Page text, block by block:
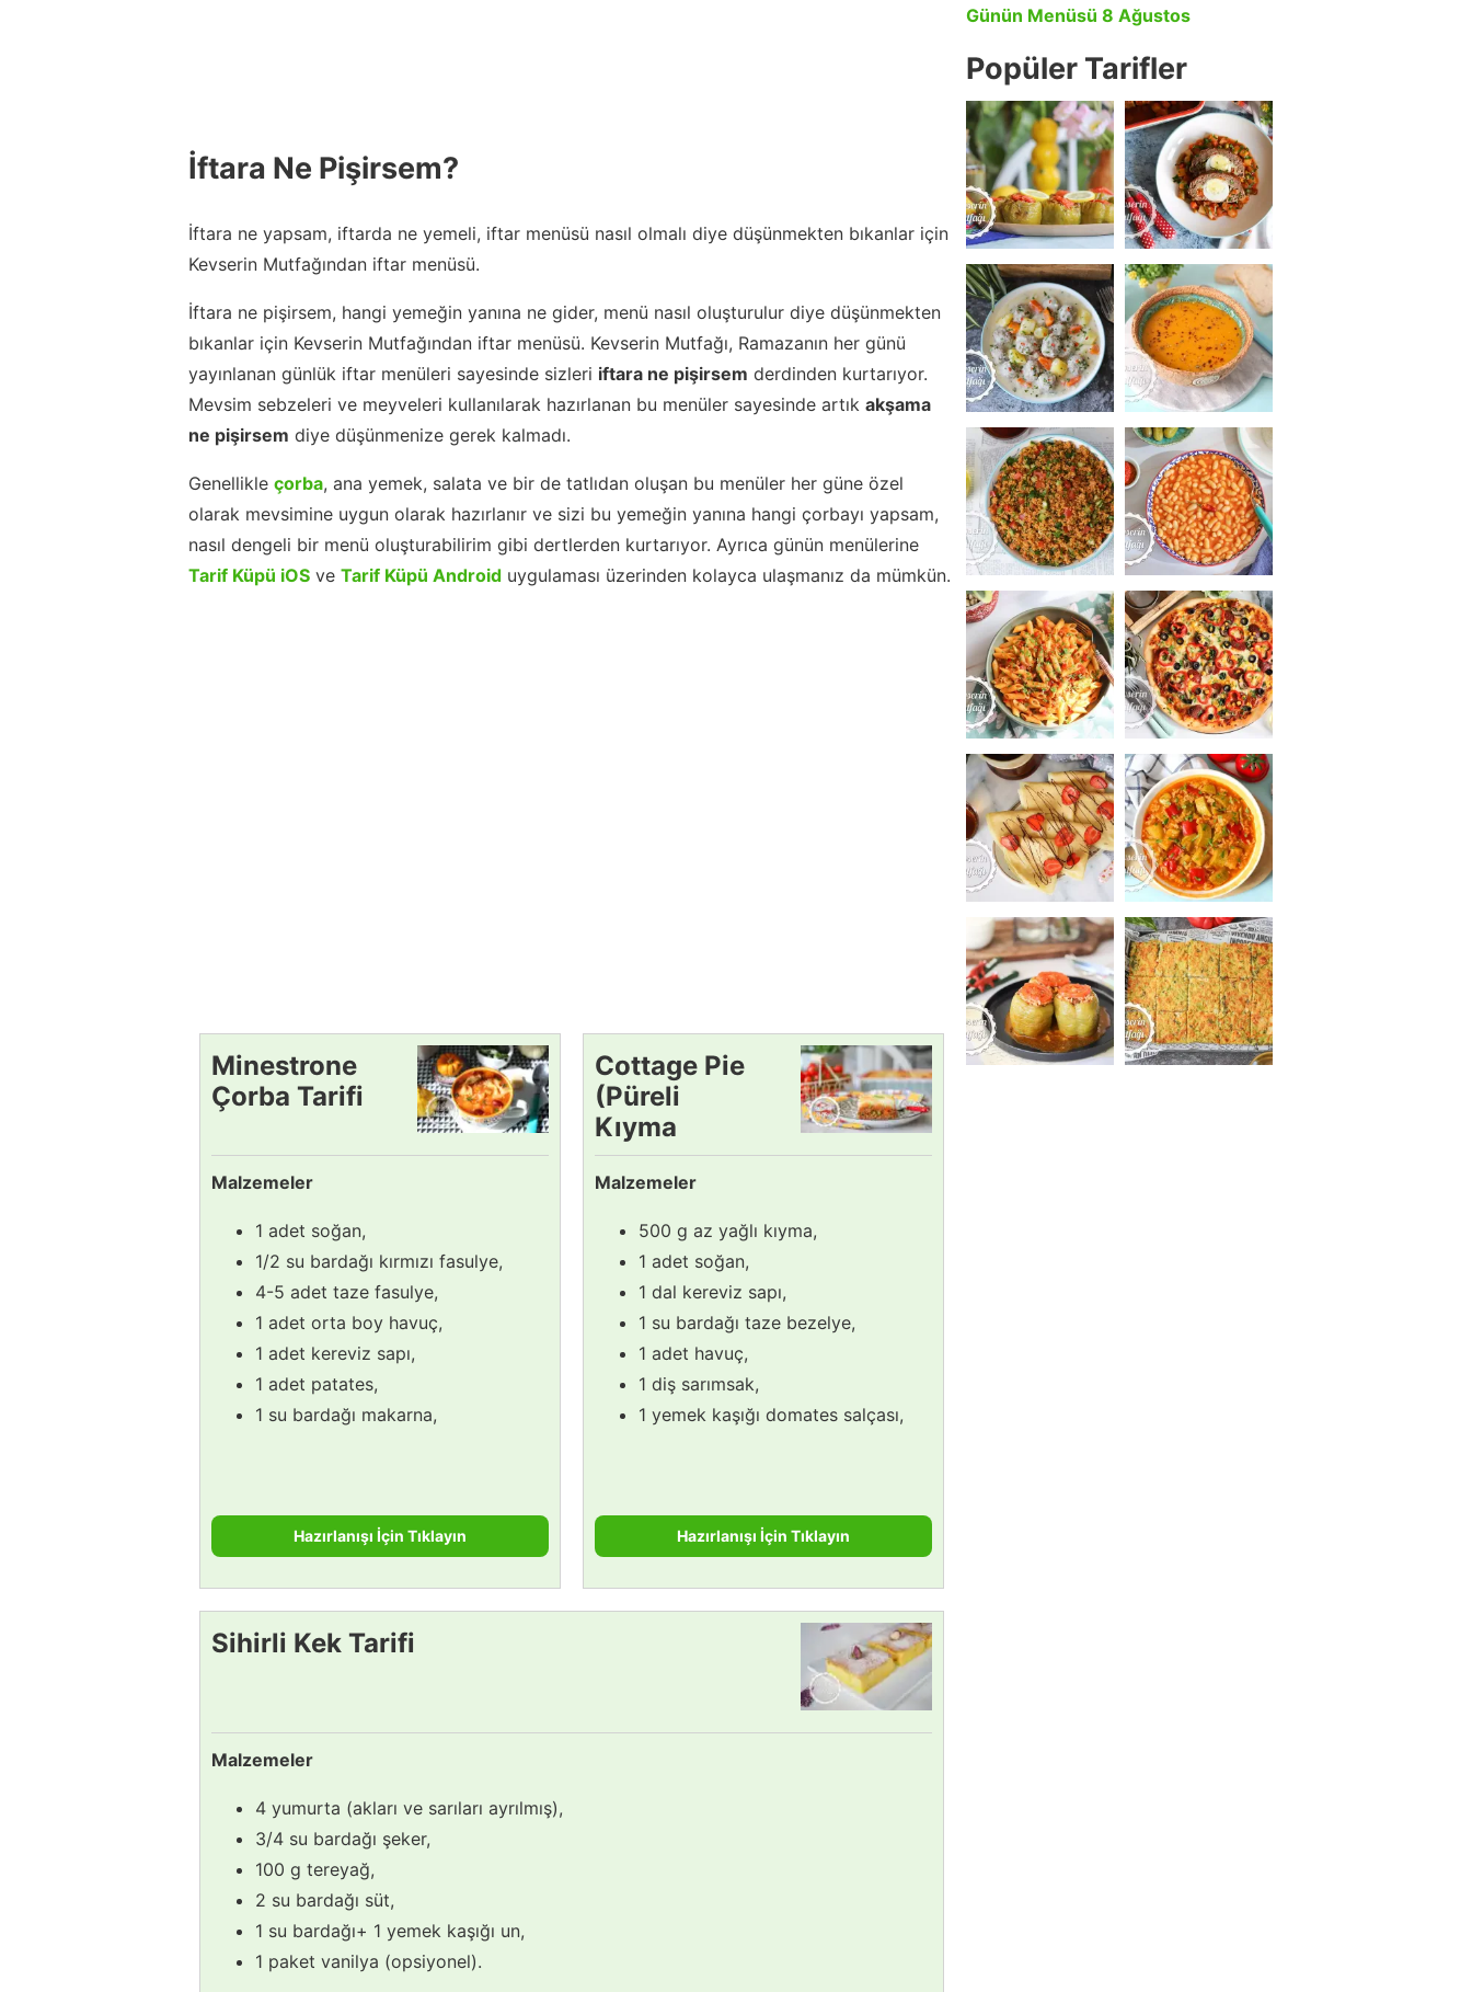
İftara Ne Pişirsem?
İftara ne yapsam, iftarda ne yemeli, iftar menüsü nasıl olmalı diye düşünmekten bıkanlar için
Kevserin Mutfağından iftar menüsü.
İftara ne pişirsem, hangi yemeğin yanına ne gider, menü nasıl oluşturulur diye düşünmekten
bıkanlar için Kevserin Mutfağından iftar menüsü. Kevserin Mutfağı, Ramazanın her günü
yayınlanan günlük iftar menüleri sayesinde sizleri iftara ne pişirsem derdinden kurtarıyor.
Mevsim sebzeleri ve meyveleri kullanılarak hazırlanan bu menüler sayesinde artık akşama
ne pişirsem diye düşünmenize gerek kalmadı.
Genellikle çorba, ana yemek, salata ve bir de tatlıdan oluşan bu menüler her güne özel
olarak mevsimine uygun olarak hazırlanır ve sizi bu yemeğin yanına hangi çorbayı yapsam,
nasıl dengeli bir menü oluşturabilirim gibi dertlerden kurtarıyor. Ayrıca günün menülerine
Tarif Küpü iOS ve Tarif Küpü Android uygulaması üzerinden kolayca ulaşmanız da mümkün.
Minestrone
Çorba Tarifi
Malzemeler
1 adet soğan,
1/2 su bardağı kırmızı fasulye,
4-5 adet taze fasulye,
1 adet orta boy havuç,
1 adet kereviz sapı,
1 adet patates,
1 su bardağı makarna,
Hazırlanışı İçin Tıklayın
Cottage Pie
(Püreli
Kıyma
Kavurma)
Tarifi
Malzemeler
500 g az yağlı kıyma,
1 adet soğan,
1 dal kereviz sapı,
1 su bardağı taze bezelye,
1 adet havuç,
1 diş sarımsak,
1 yemek kaşığı domates salçası,
Hazırlanışı İçin Tıklayın
Sihirli Kek Tarifi
Malzemeler
4 yumurta (akları ve sarıları ayrılmış),
3/4 su bardağı şeker,
100 g tereyağ,
2 su bardağı süt,
1 su bardağı+ 1 yemek kaşığı un,
1 paket vanilya (opsiyonel).
Günün Menüsü 8 Ağustos
Popüler Tarifler